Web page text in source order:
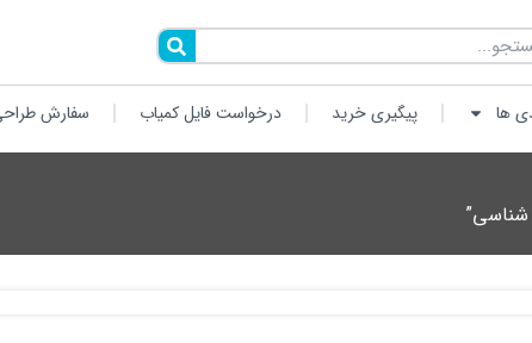
ها پیگیری خرید درخواست فایل کمیاب سفارش
شناسی”